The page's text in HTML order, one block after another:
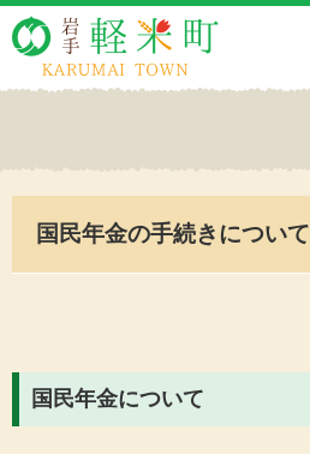
国民年金の手続きについて
国民年金について